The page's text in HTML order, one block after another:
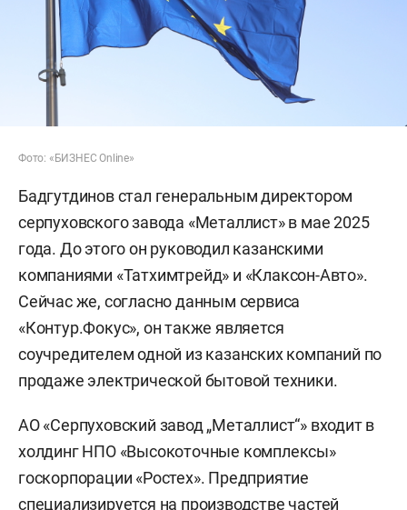
Фото: «БИЗНЕС Online»
Бадгутдинов стал генеральным директором
серпуховского завода «Металлист» в мае 2025
года. До этого он руководил казанскими
компаниями «Татхимтрейд» и «Клаксон-Авто».
Сейчас же, согласно данным сервиса
«Контур.Фокус», он также является
соучредителем одной из казанских компаний по
продаже электрической бытовой техники.
АО «Серпуховский завод „Металлист“» входит в
холдинг НПО «Высокоточные комплексы»
госкорпорации «Ростех». Предприятие
специализируется на производстве частей